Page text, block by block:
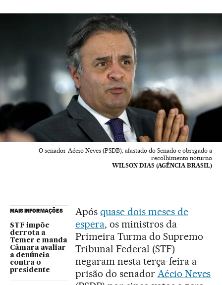
O senador Aécio Neves (PSDB), afastado do Senado e obrigado a
recolhimento noturno
WILSON DIAS (AGÊNCIA BRASIL)
MAIS INFORMAÇÕES
STF impõe
derrota a
Temer e manda
Câmara avaliar
a denúncia
contra o
presidente
Após quase dois meses de
espera, os ministros da
Primeira Turma do Supremo
Tribunal Federal (STF)
negaram nesta terça-feira a
prisão do senador Aécio Neves